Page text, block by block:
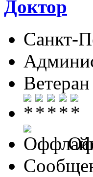
Доктор
Санкт-
Ветеран